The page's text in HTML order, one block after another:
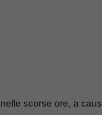
scorse ore, a